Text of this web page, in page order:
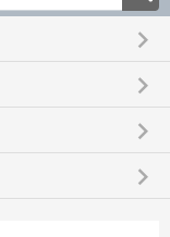
keyboard_arrow_right
keyboard_arrow_right
keyboard_arrow_right
keyboard_arrow_right